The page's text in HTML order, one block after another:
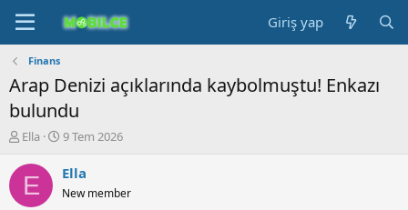
Giriş yap
Finans
Arap Denizi açıklarında kaybolmuştu! Enkazı
bulundu
K
n
b
u
Ella
B
ş
a
9 Tem 2026
E Ella
New member